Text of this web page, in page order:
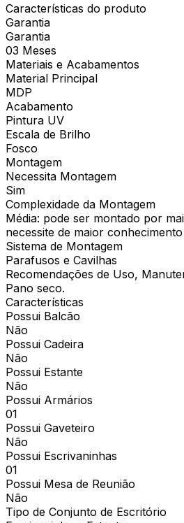
Características do produto
Garantia
Garantia
03 Meses
Materiais e Acabamentos
Material Principal
MDP
Acabamento
Pintura UV
Escala de Brilho
Fosco
Montagem
Necessita Montagem
Sim
Complexidade da Montagem
Média: pode ser montado por
necessite de maior
Sistema de Montagem
Parafusos e Cavilhas
Recomendações de Uso,
Pano seco.
Características
Possui Balcão
Não
Possui Cadeira
Não
Possui Estante
Não
Possui Armários
01
Possui Gaveteiro
Não
Possui Escrivaninhas
01
Possui Mesa de Reunião
Não
Tipo de Conjunto de Escritório